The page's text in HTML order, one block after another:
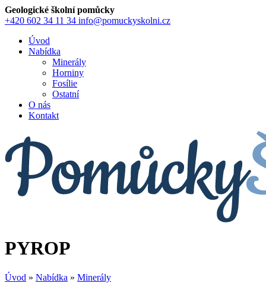
Geologické školní pomůcky
+420 602 34 11 34 info@pomuckyskolni.cz
Úvod
Nabídka
Minerály
Horniny
Fosílie
Ostatní
O nás
Kontakt
PYROP
Úvod » Nabídka » Minerály